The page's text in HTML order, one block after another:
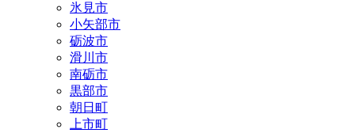
氷見市
小矢部市
砺波市
滑川市
南砺市
黒部市
朝日町
上市町